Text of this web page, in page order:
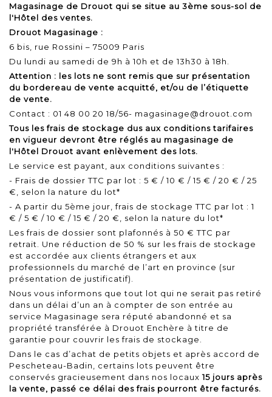
Magasinage de Drouot qui se situe au 3ème sous-sol de
l'Hôtel des ventes.
Drouot Magasinage :
6 bis, rue Rossini – 75009 Paris
Du lundi au samedi de 9h à 10h et de 13h30 à 18h.
Attention : les lots ne sont remis que sur présentation
du bordereau de vente acquitté, et/ou de l’étiquette
de vente.
Contact : 01 48 00 20 18/56- magasinage@drouot.com
Tous les frais de stockage dus aux conditions tarifaires
en vigueur devront être réglés au magasinage de
l'Hôtel Drouot avant enlèvement des lots.
Le service est payant, aux conditions suivantes :
- Frais de dossier TTC par lot : 5 € / 10 € / 15 € / 20 € / 25
€, selon la nature du lot*
- A partir du 5ème jour, frais de stockage TTC par lot : 1
€ / 5 € / 10 € / 15 € / 20 €, selon la nature du lot*
Les frais de dossier sont plafonnés à 50 € TTC par
retrait. Une réduction de 50 % sur les frais de stockage
est accordée aux clients étrangers et aux
professionnels du marché de l’art en province (sur
présentation de justificatif).
Nous vous informons que tout lot qui ne serait pas retiré
dans un délai d’un an à compter de son entrée au
service Magasinage sera réputé abandonné et sa
propriété transférée à Drouot Enchère à titre de
garantie pour couvrir les frais de stockage.
Dans le cas d’achat de petits objets et après accord de
Pescheteau-Badin, certains lots peuvent être
conservés gracieusement dans nos locaux15 jours après
la vente, passé ce délai des frais pourront être facturés.